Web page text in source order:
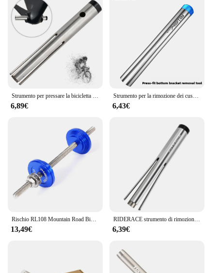
Strumento per pressare la bicicletta Comodo strumento per guarnitura con cuscinetto per foro sospeso Pratico da usare Strumento per la rimozione BB in acciaio per gli appassionati di biciclette
6,89€
Strumento per la rimozione dei cuscinetti a pressione della bicicletta Press Fit BB Dispositivo per la rimozione della tazza del movimento centrale per BB86 PF30 BB92 Strumenti di riparazione bici
6,43€
Rischio RL108 Mountain Road Bicycle Bike Headset staffa inferiore Cup Press Fit Press-in strumento di installazione
13,49€
RIDERACE strumento di rimozione del cuscinetto della pressa della bicicletta Press Fit BB dispositivo di rimozione della tazza della staffa inferiore per BB86 PF30 BB92 strumenti di riparazione della bici
6,39€